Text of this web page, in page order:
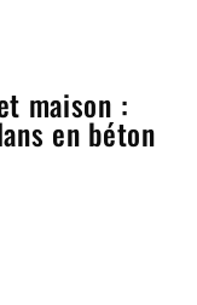
maison :
en béton